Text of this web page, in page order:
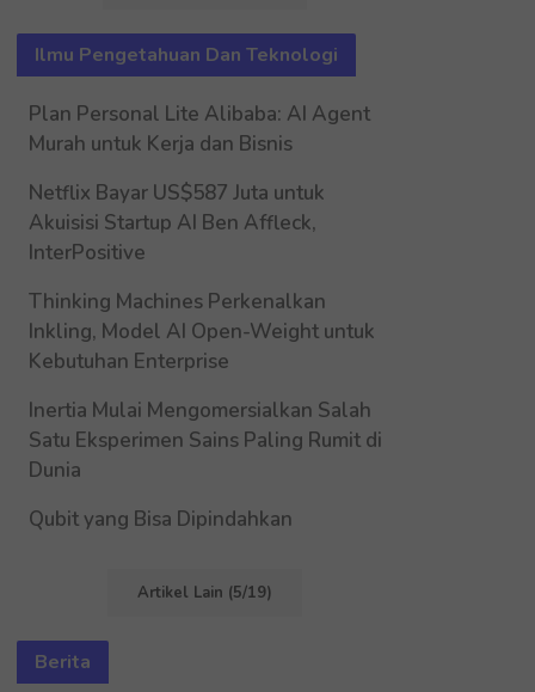
Ilmu Pengetahuan Dan Teknologi
Plan Personal Lite Alibaba: AI Agent
Murah untuk Kerja dan Bisnis
Netflix Bayar US$587 Juta untuk
Akuisisi Startup AI Ben Affleck,
InterPositive
Thinking Machines Perkenalkan
Inkling, Model AI Open-Weight untuk
Kebutuhan Enterprise
Inertia Mulai Mengomersialkan Salah
Satu Eksperimen Sains Paling Rumit di
Dunia
Qubit yang Bisa Dipindahkan
Artikel Lain (5/19)
Berita